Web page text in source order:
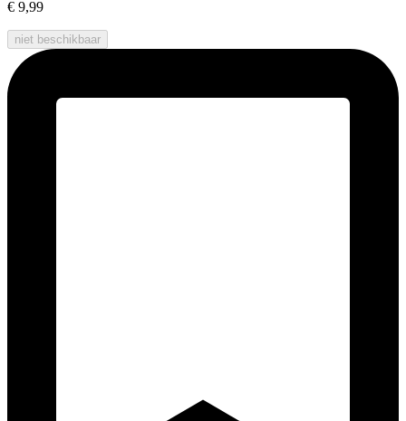
€ 9,99
niet beschikbaar